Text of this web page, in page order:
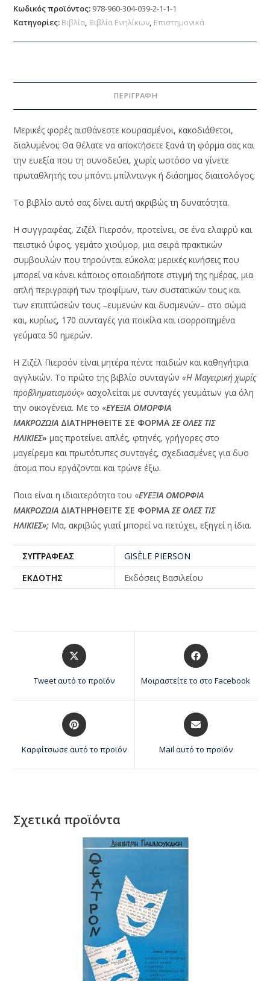
Κωδικός προϊόντος: 978-960-304-039-2-1-1-1
Κατηγορίες: Βιβλία, Βιβλία Ενηλίκων, Επιστημονικά
ΠΕΡΙΓΡΑΦΉ
Μερικές φορές αισθάνεστε κουρασμένοι, κακοδιάθετοι,
διαλυμένοι; Θα θέλατε να αποκτήσετε ξανά τη φόρμα σας και
την ευεξία που τη συνοδεύει, χωρίς ωστόσο να γίνετε
πρωταθλητής του μπόντι μπίλντινγκ ή διάσημος διαιτολόγος;
Το βιβλίο αυτό σας δίνει αυτή ακριβώς τη δυνατότητα.
Η συγγραφέας, Ζιζέλ Πιερσόν, προτείνει, σε ένα ελαφρύ και
πειστικό ύφος, γεμάτο χιούμορ, μια σειρά πρακτικών
συμβουλών που τηρούνται εύκολα: μερικές κινήσεις που
μπορεί να κάνει κάποιος οποιαδήποτε στιγμή της ημέρας, μια
απλή περιγραφή των τροφίμων, των συστατικών τους και
των επιπτώσεών τους –ευμενών και δυσμενών– στο σώμα
και, κυρίως, 170 συνταγές για ποικίλα και ισορροπημένα
γεύματα 50 ημερών.
Η Ζιζέλ Πιερσόν είναι μητέρα πέντε παιδιών και καθηγήτρια
αγγλικών. Το πρώτο της βιβλίο συνταγών«Η Μαγειρική χωρίς
προβληματισμούς» ασχολείται με συνταγές γευμάτων για όλη
την οικογένεια. Με το «ΕΥΕΞΙΑ ΟΜΟΡΦΙΑ
ΜΑΚΡΟΖΩΙΑ ΔΙΑΤΗΡΗΘΕΙΤΕ ΣΕ ΦΟΡΜΑΣΕ ΟΛΕΣ ΤΙΣ
ΗΛΙΚΙΕΣ»μας προτείνει απλές, φτηνές, γρήγορες στο
μαγείρεμα και πρωτότυπες συνταγές, σχεδιασμένες για δυο
άτομα που εργάζονται και τρώνε έξω.
Ποια είναι η ιδιαιτερότητα του «ΕΥΕΞΙΑ ΟΜΟΡΦΙΑ
ΜΑΚΡΟΖΩΙΑ ΔΙΑΤΗΡΗΘΕΙΤΕ ΣΕ ΦΟΡΜΑΣΕ ΟΛΕΣ ΤΙΣ
ΗΛΙΚΙΕΣ»; Μα, ακριβώς γιατί μπορεί να πετύχει, εξηγεί η ίδια.
ΣΥΓΓΡΑΦΕΑΣ
GISÈLE PIERSON
ΕΚΔΟΤΗΣ
Εκδόσεις Βασιλείου
Tweet αυτό το προϊόν Μοιραστείτε το στο Facebook
Καρφίτσωσε αυτό το προϊόν Mail αυτό το προϊόν
Σχετικά προϊόντα